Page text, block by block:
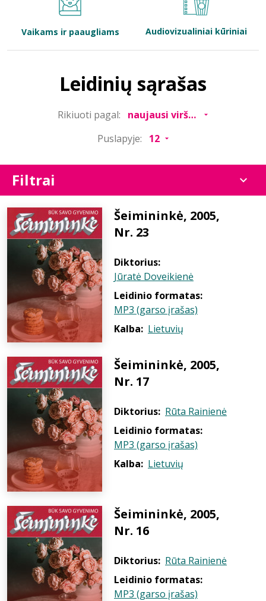
Bibliotekoms
Vaikams ir paaugliams Audiovizualiniai kūriniai
Leidinių sąrašas
Rikiuoti pagal:
Puslapyje:
Filtrai
Šeimininkė, 2005,
Nr. 23
Diktorius:
Jūratė Doveikienė
Leidinio formatas:
MP3 (garso įrašas)
Kalba: Lietuvių
Šeimininkė, 2005,
Nr. 17
Diktorius: Rūta Rainienė
Leidinio formatas:
MP3 (garso įrašas)
Kalba: Lietuvių
Šeimininkė, 2005,
Nr. 16
Diktorius: Rūta Rainienė
Leidinio formatas:
MP3 (garso įrašas)